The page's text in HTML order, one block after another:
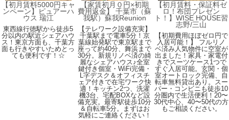
【初月賃料5000円キャ
ンペーン】ピュアーハ
ウス 瑞江
東西線行徳駅から徒歩5
分以内の駅近シェアハウ
ス！東京方面も、千葉方
面も行きやすいためとっ
ても便利です！☆
【家賃初月０円×初期
費用返金】 千葉市（蘇
我駅）蘇我Reunion
【テレワーク設備充実】
千葉駅まで電車5分！京
葉線始発駅で東京駅まで
座って約40分、舞浜まで
30分。新規リノベ済の綺
麗なシェアハウス♪全室
鍵付き個室・WiFi完備・
L字デスク＆オフィスチ
ェア付きで在宅ワーク快
適！キッチン2つ、洗濯
機3台、宅配BOXなど設
備充実。最寄駅徒歩10分
＆自転車5分。まずはお
気軽にご連絡ください！
【初月賃料・保証料ゼ
ロ！布団プレゼン
ト！】WISE HOUSE習
志野/三山
【初期費用ほぼゼロ円で
入居可能！】 フルリノ
ベ済み人気物件に空室が
出ました！家具・家電付
きでスーツケース1つで
すぐ入居可能。玄関・個
室オートロック完備、自
転車無料貸出あり。スー
パー・コンビニも徒歩10
分圏内で生活便利！20〜
30代中心、40〜50代の方
もご相談ください。